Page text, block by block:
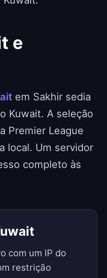
e
em Sakhir sedia
Kuwait. A seleção
Premier League
local. Um servidor
completo às
com um IP do
restrição